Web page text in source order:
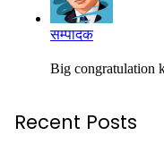
सम्पादक
Big congratulation
Recent Posts